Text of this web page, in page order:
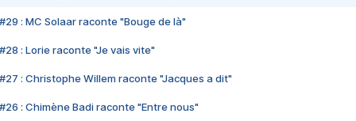
#29 : MC Solaar raconte "Bouge de là"
#28 : Lorie raconte "Je vais vite"
#27 : Christophe Willem raconte "Jacques a dit"
#26 : Chimène Badi raconte "Entre nous"